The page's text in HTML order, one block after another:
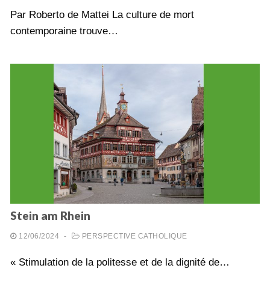
Par Roberto de Mattei La culture de mort
contemporaine trouve…
Stein am Rhein
12/06/2024 - PERSPECTIVE CATHOLIQUE
« Stimulation de la politesse et de la dignité de…